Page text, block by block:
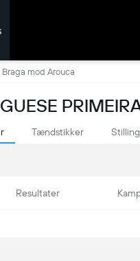
Braga mod Arouca
Tændstikker
Resultater